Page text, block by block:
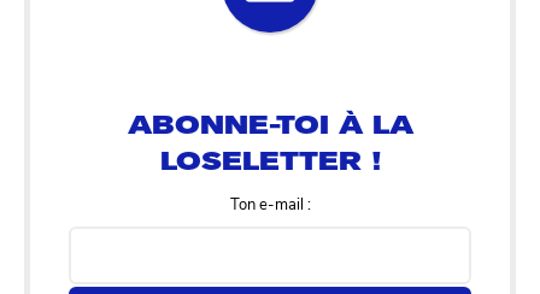
Ton e-mail :